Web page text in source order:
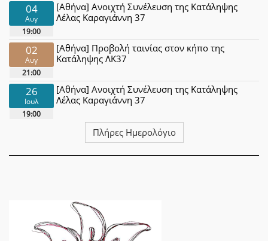
04
Αυγ
19:00
[Αθήνα] Ανοιχτή Συνέλευση της Κατάληψης
Λέλας Καραγιάννη 37
02
Αυγ
21:00
[Αθήνα] Προβολή ταινίας στον κήπο της
Κατάληψης ΛΚ37
26
Ιουλ
19:00
[Αθήνα] Ανοιχτή Συνέλευση της Κατάληψης
Λέλας Καραγιάννη 37
Πλήρες Ημερολόγιο